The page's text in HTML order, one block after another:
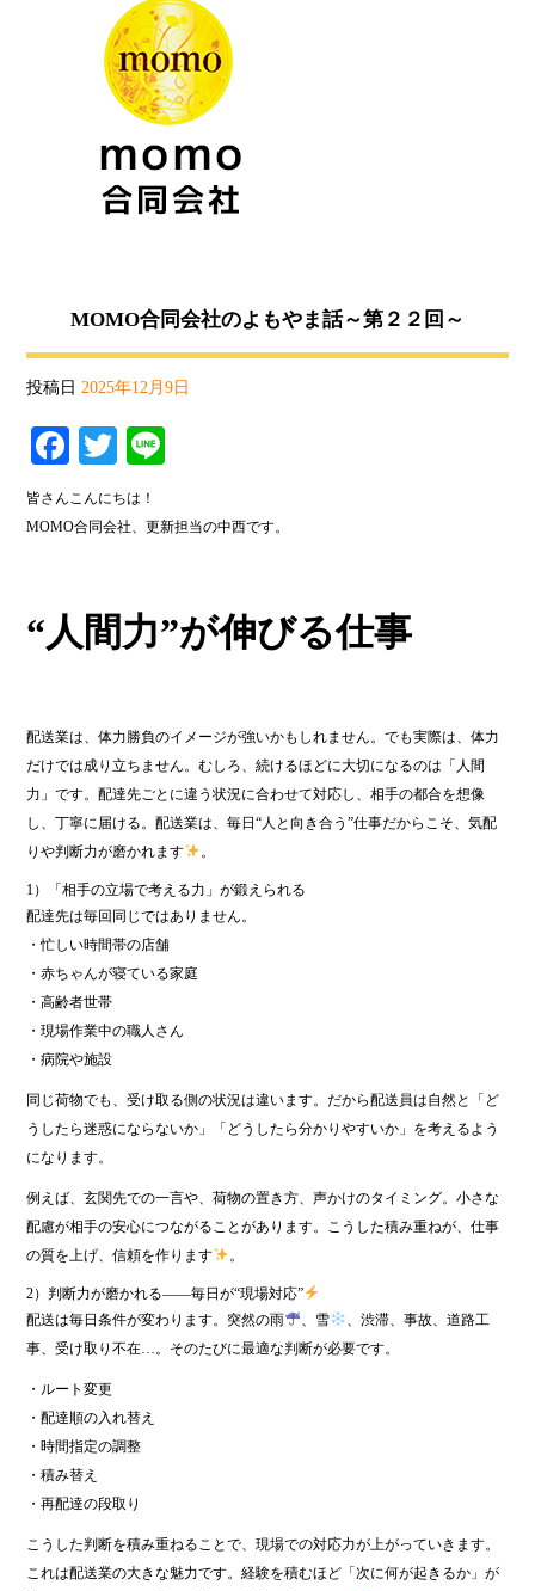
MOMO合同会社のよもやま話～第２２回～
投稿日 2025年12月9日
Fa
ce
bo
T
wi
tte
皆さんこんにちは！
MOMO合同会社、更新担当の中西です。
“人間力”が伸びる仕事
配送業は、体力勝負のイメージが強いかもしれません。でも実際は、体力
だけでは成り立ちません。むしろ、続けるほどに大切になるのは「人間
力」です。配達先ごとに違う状況に合わせて対応し、相手の都合を想像
し、丁寧に届ける。配送業は、毎日“人と向き合う”仕事だからこそ、気配
りや判断力が磨かれます
。
1）「相手の立場で考える力」が鍛えられる
配達先は毎回同じではありません。
・忙しい時間帯の店舗
・赤ちゃんが寝ている家庭
・高齢者世帯
・現場作業中の職人さん
・病院や施設
同じ荷物でも、受け取る側の状況は違います。だから配送員は自然と「ど
うしたら迷惑にならないか」「どうしたら分かりやすいか」を考えるよう
になります。
例えば、玄関先での一言や、荷物の置き方、声かけのタイミング。小さな
配慮が相手の安心につながることがあります。こうした積み重ねが、仕事
の質を上げ、信頼を作ります
。
2）判断力が磨かれる――毎日が“現場対応”
配送は毎日条件が変わります。突然の雨
、雪
、渋滞、事故、道路工
事、受け取り不在…。そのたびに最適な判断が必要です。
・ルート変更
・配達順の入れ替え
・時間指定の調整
・積み替え
・再配達の段取り
こうした判断を積み重ねることで、現場での対応力が上がっていきます。
これは配送業の大きな魅力です。経験を積むほど「次に何が起きるか」が